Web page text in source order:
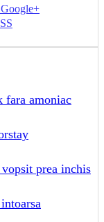
fara amoniac
prea inchis